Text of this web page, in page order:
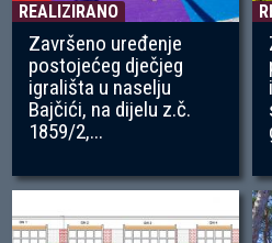
REALIZIRANO
Završeno uređenje
postojećeg dječjeg
igrališta u naselju
Bajčići, na dijelu z.č.
1859/2,...